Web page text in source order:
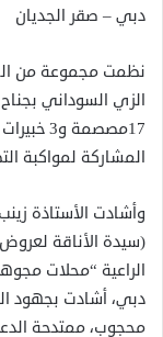
دبي – صقر الجديان
نظمت مجموعة من
المشاركة لمواكبة
وأشادت الأستاذة
(سيدة الأناقة
دبي، أشادت بجهود
محجوب، ممتدحة